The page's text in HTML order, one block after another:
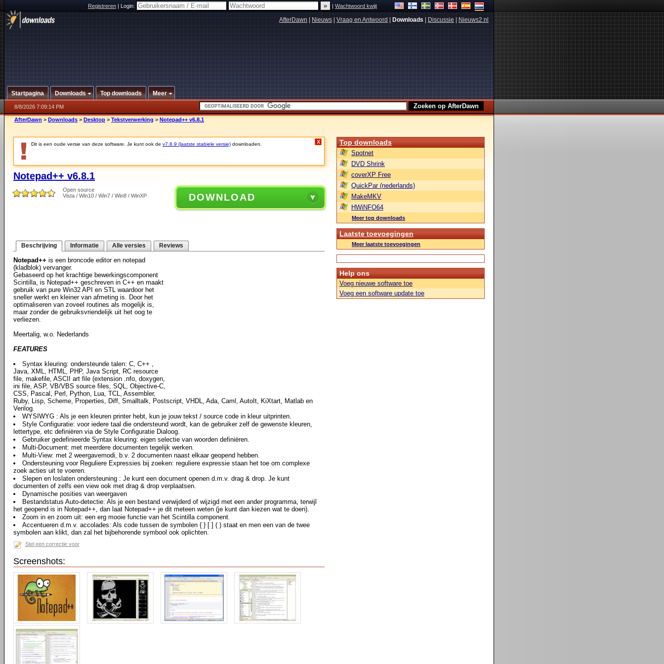
Registreren|Login: |Wachtwoord kwijt
AfterDawn Nieuws Vraag en Antwoord Downloads Discussie Nieuws2.nl
Startpagina Downloads Top downloads Meer
8/8/2026 7:09:14 PM
AfterDawn > Downloads > Desktop > Tekstverwerking > Notepad++ v6.8.1
Dit is een oude versie van deze software. Je kunt ook de v7.8.9 (laatste stabiele versie) downloaden. X
Notepad++ v6.8.1
Open source
Vista / Win10 / Win7 / Win8 / WinXP
DOWNLOAD
Beschrijving Informatie Alle versies Reviews
Notepad++ is een broncode editor en notepad
(kladblok) vervanger.
Gebaseerd op het krachtige bewerkingscomponent
Scintilla, is Notepad++ geschreven in C++ en maakt
gebruik van pure Win32 API en STL waardoor het
sneller werkt en kleiner van afmeting is. Door het
optimaliseren van zoveel routines als mogelijk is,
maar zonder de gebruiksvriendelijk uit het oog te
verliezen.
Meertalig, w.o. Nederlands
FEATURES
Syntax kleuring: ondersteunde talen: C, C++ ,
Java, XML, HTML, PHP, Java Script, RC resource
file, makefile, ASCII art file (extension .nfo, doxygen,
ini file, ASP, VB/VBS source files, SQL, Objective-C,
CSS, Pascal, Perl, Python, Lua, TCL, Assembler,
Ruby, Lisp, Scheme, Properties, Diff, Smalltalk, Postscript, VHDL, Ada, Caml, AutoIt, KiXtart, Matlab en
Verilog.
WYSIWYG : Als je een kleuren printer hebt, kun je jouw tekst / source code in kleur uitprinten.
Style Configuratie: voor iedere taal die ondersteund wordt, kan de gebruiker zelf de gewenste kleuren,
lettertype, etc definiëren via de Style Configuratie Dialoog.
Gebruiker gedefinieerde Syntax kleuring: eigen selectie van woorden definiëren.
Multi-Document: met meerdere documenten tegelijk werken.
Multi-View: met 2 weergavemodi, b.v. 2 documenten naast elkaar geopend hebben.
Ondersteuning voor Reguliere Expressies bij zoeken: reguliere expressie staan het toe om complexe
zoek acties uit te voeren.
Slepen en loslaten ondersteuning : Je kunt een document openen d.m.v. drag & drop. Je kunt
documenten of zelfs een view ook met drag & drop verplaatsen.
Dynamische posities van weergaven
Bestandstatus Auto-detectie: Als je een bestand verwijderd of wijzigd met een ander programma, terwijl
het geopend is in Notepad++, dan laat Notepad++ je dit meteen weten (je kunt dan kiezen wat te doen).
Zoom in en zoom uit: een erg mooie functie van het Scintilla component.
Accentueren d.m.v. accolades: Als code tussen de symbolen { } [ ] ( ) staat en men een van de twee
symbolen aan klikt, dan zal het bijbehorende symbool ook oplichten.
Stel een correctie voor
Screenshots:
Top downloads
Spotnet
DVD Shrink
coverXP Free
QuickPar (nederlands)
MakeMKV
HWiNFO64
Meer top downloads
Laatste toevoegingen
Meer laatste toevoegingen
Help ons
Voeg nieuwe software toe
Voeg een software update toe